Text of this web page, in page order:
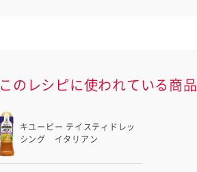
このレシピに使われている商品
キユーピー テイスティドレッ
シング イタリアン